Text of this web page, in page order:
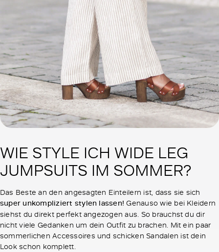
WIE STYLE ICH WIDE LEG
JUMPSUITS IM SOMMER?
Das Beste an den angesagten Einteilern ist, dass sie sich
super unkompliziert stylen lassen! Genauso wie bei Kleidern
siehst du direkt perfekt angezogen aus. So brauchst du dir
nicht viele Gedanken um dein Outfit zu brachen. Mit ein paar
sommerlichen Accessoires und schicken Sandalen ist dein
Look schon komplett.